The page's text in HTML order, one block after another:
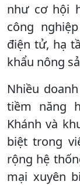
như cơ hội
công
điện tử, hạ
khẩu nông
Nhiều
tiềm năng
Khánh và
biệt trong
rộng hệ
mại xuyên